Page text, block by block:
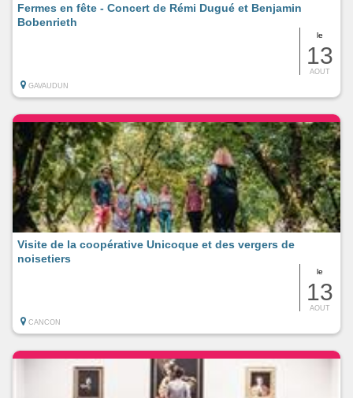
le
13
AOUT
Fermes en fête - Concert de Rémi Dugué et Benjamin
Bobenrieth
GAVAUDUN
le
13
AOUT
Visite de la coopérative Unicoque et des vergers de
noisetiers
CANCON